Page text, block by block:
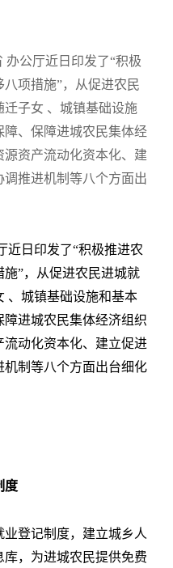
办公厅近日印发了“积极
项措施”，从促进农民
子女 、城镇基础设施
、保障进城农民集体经
资产流动化资本化、建
推进机制等八个方面出
近日印发了“积极推进农
”，从促进农民进城就
、城镇基础设施和基本
进城农民集体经济组织
动化资本化、建立促进
制等八个方面出台细化
度
登记制度，建立城乡人
，为进城农民提供免费